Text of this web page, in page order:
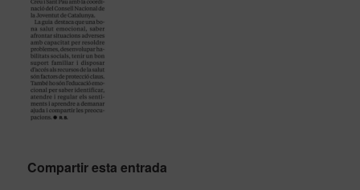
Compartir esta entrada